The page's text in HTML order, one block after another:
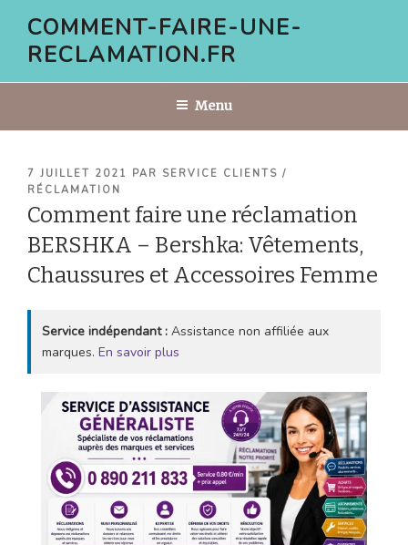
contenu
COMMENT-FAIRE-UNE-
RECLAMATION.FR
Menu
PUBLIÉ
LE
7 JUILLET 2021 PAR SERVICE CLIENTS /
RÉCLAMATION
Comment faire une réclamation
BERSHKA – Bershka: Vêtements,
Chaussures et Accessoires Femme
Service indépendant : Assistance non affiliée aux
marques. En savoir plus